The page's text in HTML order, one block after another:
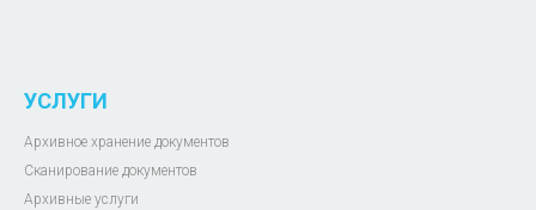
УСЛУГИ
Архивное хранение документов
Сканирование документов
Архивные услуги